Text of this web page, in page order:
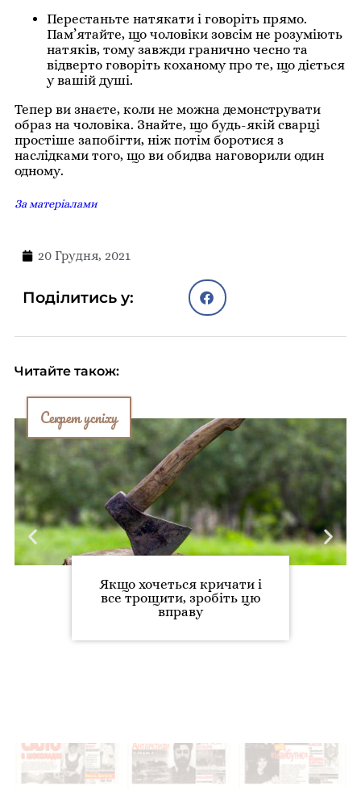
Перестаньте натякати і говоріть прямо.
Пам’ятайте, що чоловіки зовсім не розуміють
натяків, тому завжди гранично чесно та
відверто говоріть коханому про те, що діється
у вашій душі.
Тепер ви знаєте, коли не можна демонструвати
образ на чоловіка. Знайте, що будь-якій сварці
простіше запобігти, ніж потім боротися з
наслідками того, що ви обидва наговорили один
одному.
За матеріалами
20 Грудня, 2021
Поділитись у:
Читайте також:
Секрет успіху
Якщо хочеться кричати і
все трощити, зробіть цю
вправу